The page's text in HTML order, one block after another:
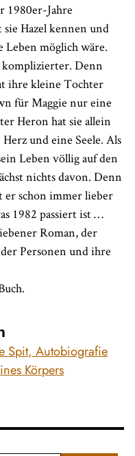
1980er-Jahre
Hazel kennen und
Leben möglich wäre.
komplizierter. Denn
ihre kleine Tochter
für Maggie nur eine
Heron hat sie allein
und eine Seele. Als
Leben völlig auf den
nichts davon. Denn
er schon immer lieber
1982 passiert ist …
Roman, der
Personen und ihre
Spit, Autobiografie
Körpers